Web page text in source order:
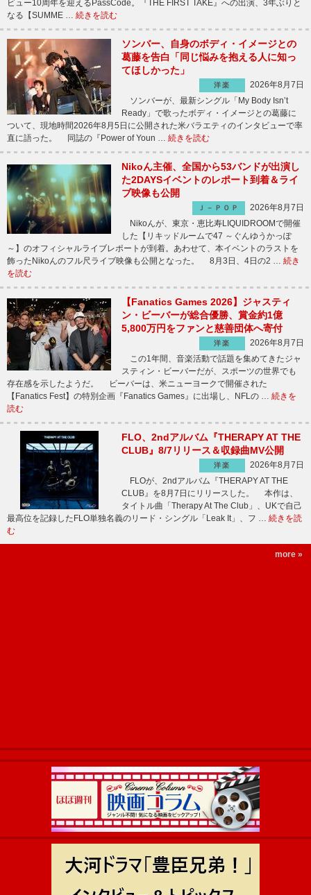
ビュー10周年を迎えるPassCode。『THE FIRST TAKE』への出演、3年ぶりと
なる【SUMME … 続きを読む
ソンバー、自身のボディ・イメージとの
葛藤を告白「同じ悩みを抱える人に知っ
てほしかった」
洋楽
2026年8月7日
ソンバーが、最新シングル「My Body Isn’t
Ready」で歌ったボディ・イメージとの葛藤に
ついて、現地時間2026年8月5日に公開された米バラエティのインタビューで率
直に語った。 同誌の『Power of Youn … 続きを読む
Nikoん主催、全国から53バンドが出演し
た2DAYSイベントのレポート到着＆ライ
ブ映像も公開
Ｊ－ＰＯＰ
2026年8月7日
Nikoんが、東京・恵比寿LIQUIDROOMで開催
した【リキッドルームで47 ～ぐんゆうかっぽ
～】のオフィシャルライブレポートが到着。あわせて、本イベントのラストを
飾ったNikoんのフル尺ライブ映像も公開となった。 8月3日、4日の2 … 続き
を読む
【Fanatics Games 2026】ジャスティ
ン・ビーバーが総合優勝、賞金約1億
5,800万円をファンと慈善団体へ寄付
洋楽
2026年8月7日
この1年間、音楽活動で話題を集めてきたジャ
スティン・ビーバーだが、スポーツの世界でも
存在感を示したようだ。 ビーバーは、米ニューヨークで開催された
【Fanatics Fest】の特別企画『Fanatics Games』に出場し、NFLの … 続きを
読む
FLO、2ndアルバム『THERAPY AT THE
CLUB』8/7リリース＆収録曲MV公開
洋楽
2026年8月7日
FLOが、2ndアルバム『THERAPY AT THE
CLUB』を8月7日にリリースした。 本作は、
タイトル曲「Therapy At The Club」、UKで自己
最高位を記録したFLO単独名義のリード・シングル「Leak It」、フ … 続きを読
む
more »